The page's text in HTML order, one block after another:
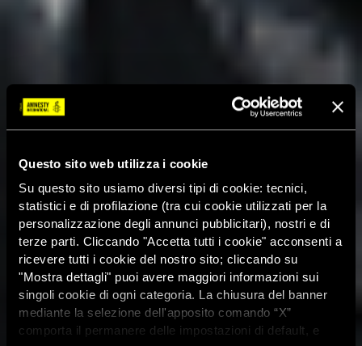
Questo sito web utilizza i cookie
Su questo sito usiamo diversi tipi di cookie: tecnici,
statistici e di profilazione (tra cui cookie utilizzati per la
personalizzazione degli annunci pubblicitari), nostri e di
terze parti. Cliccando "Accetta tutti i cookie" acconsenti a
ricevere tutti i cookie del nostro sito; cliccando su
"Mostra dettagli" puoi avere maggiori informazioni sui
singoli cookie di ogni categoria. La chiusura del banner
mediante la selezione dell'apposito comando “X”
comporta il permanere delle impostazioni di default, e